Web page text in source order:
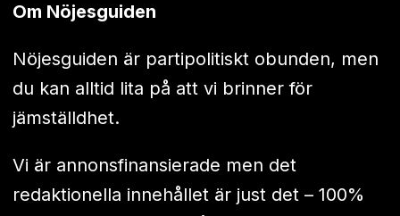
Om Nöjesguiden
Nöjesguiden är partipolitiskt obunden, men
du kan alltid lita på att vi brinner för
jämställdhet.
Vi är annonsfinansierade men det
redaktionella innehållet är just det – 100%